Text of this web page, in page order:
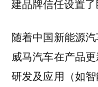
建品牌信任设置了
随着中国新能源
威马汽车在产品
研发及应用（如智